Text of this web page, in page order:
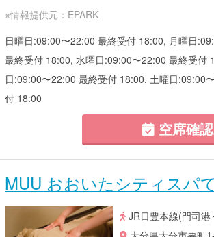
※情報提供元：EPARK
日曜日:09:00〜22:00 最終受付 18:00, 月曜日
最終受付 18:00, 水曜日:09:00〜22:00 最終受
日:09:00〜22:00 最終受付 18:00, 土曜日:09:00
付 18:00
空席確
MUU おおいたシティスパ
JR日豊本線(門司